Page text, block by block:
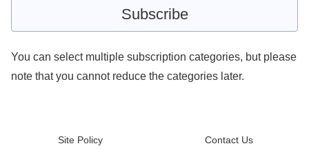
You can select multiple subscription categories, but please
note that you cannot reduce the categories later.
Site Policy
Contact Us